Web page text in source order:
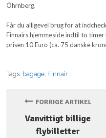
Öhrnberg.
Får du alligevel brug for at
Finnairs hjemmeside indtil to
prisen 10 Euro (ca. 75 danske
Tags: bagage, Finnair
FORRIGE ARTIKEL
Vanvittigt billige
flybilletter